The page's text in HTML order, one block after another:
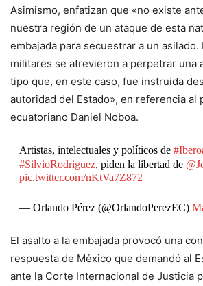
Asimismo, enfatizan que «no existe
nuestra región de un ataque de esta
embajada para secuestrar a un asilado.
militares se atrevieron a perpetrar una
tipo que, en este caso, fue instruida
autoridad del Estado», en referencia al
ecuatoriano Daniel Noboa.
Artistas, intelectuales y políticos de
#SilvioRodriguez, piden la libertad de
pic.twitter.com/nKtVa7Z872
— Orlando Pérez (@OrlandoPerezEC)
El asalto a la embajada provocó una
respuesta de México que demandó al
ante la Corte Internacional de Justicia